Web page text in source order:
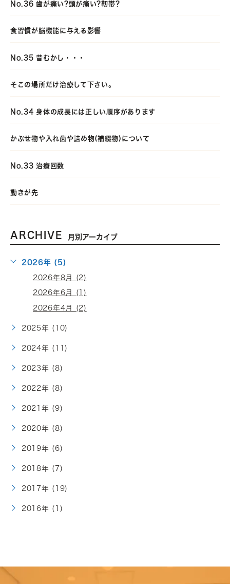
No.36 歯が痛い?頭が痛い?靭帯?
食習慣が脳機能に与える影響
No.35 昔むかし・・・
そこの場所だけ治療して下さい。
No.34 身体の成長には正しい順序があります
かぶせ物や入れ歯や詰め物(補綴物)について
No.33 治療回数
動きが先
ARCHIVE 月別アーカイブ
2026年 (5)
2026年8月 (2)
2026年6月 (1)
2026年4月 (2)
2025年 (10)
2024年 (11)
2023年 (8)
2022年 (8)
2021年 (9)
2020年 (8)
2019年 (6)
2018年 (7)
2017年 (19)
2016年 (1)